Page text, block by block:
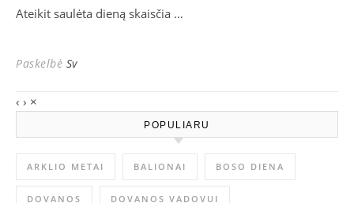
Ateikit saulėta dieną skaisčia …
Paskelbė Sv
‹ › ×
POPULIARU
ARKLIO METAI BALIONAI BOSO DIENA
DOVANOS DOVANOS VADOVUI